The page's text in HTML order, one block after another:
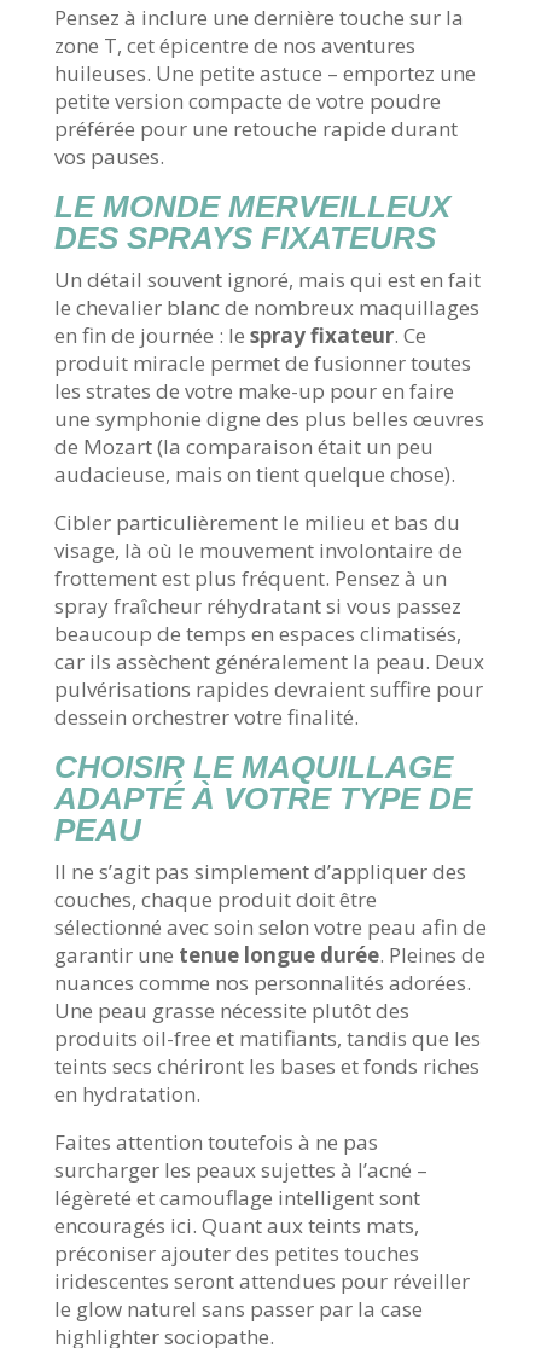
Pensez à inclure une dernière touche sur la
zone T, cet épicentre de nos aventures
huileuses. Une petite astuce – emportez une
petite version compacte de votre poudre
préférée pour une retouche rapide durant
vos pauses.
LE MONDE MERVEILLEUX
DES SPRAYS FIXATEURS
Un détail souvent ignoré, mais qui est en fait
le chevalier blanc de nombreux maquillages
en fin de journée : le spray fixateur. Ce
produit miracle permet de fusionner toutes
les strates de votre make-up pour en faire
une symphonie digne des plus belles œuvres
de Mozart (la comparaison était un peu
audacieuse, mais on tient quelque chose).
Cibler particulièrement le milieu et bas du
visage, là où le mouvement involontaire de
frottement est plus fréquent. Pensez à un
spray fraîcheur réhydratant si vous passez
beaucoup de temps en espaces climatisés,
car ils assèchent généralement la peau. Deux
pulvérisations rapides devraient suffire pour
dessein orchestrer votre finalité.
CHOISIR LE MAQUILLAGE
ADAPTÉ À VOTRE TYPE DE
PEAU
Il ne s’agit pas simplement d’appliquer des
couches, chaque produit doit être
sélectionné avec soin selon votre peau afin de
garantir une tenue longue durée. Pleines de
nuances comme nos personnalités adorées.
Une peau grasse nécessite plutôt des
produits oil-free et matifiants, tandis que les
teints secs chériront les bases et fonds riches
en hydratation.
Faites attention toutefois à ne pas
surcharger les peaux sujettes à l’acné –
légèreté et camouflage intelligent sont
encouragés ici. Quant aux teints mats,
préconiser ajouter des petites touches
iridescentes seront attendues pour réveiller
le glow naturel sans passer par la case
highlighter sociopathe.